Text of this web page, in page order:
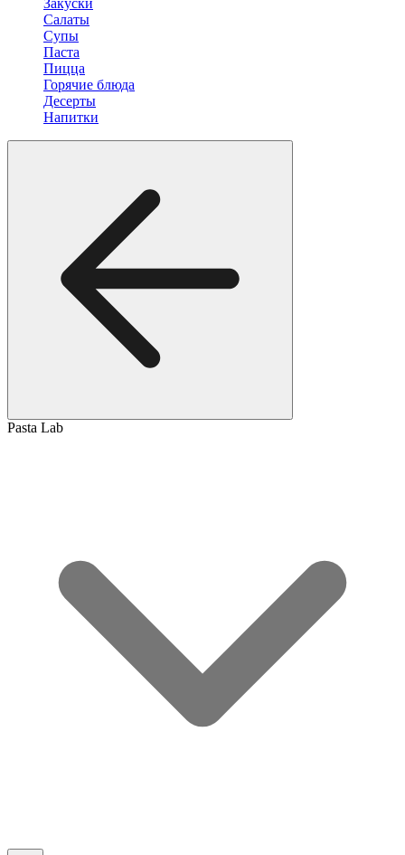
Закуски
Салаты
Супы
Паста
Пицца
Горячие блюда
Десерты
Напитки
Pasta Lab